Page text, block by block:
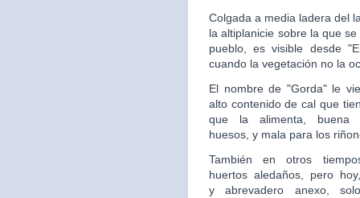
Colgada a media ladera del
la altiplanicie sobre la que se
pueblo, es visible desde
cuando la vegetación no la
El nombre de "Gorda" le
alto contenido de cal que
que la alimenta, buena
huesos, y mala para los
También en otros
huertos aledaños, pero
yabrevadero anexo,